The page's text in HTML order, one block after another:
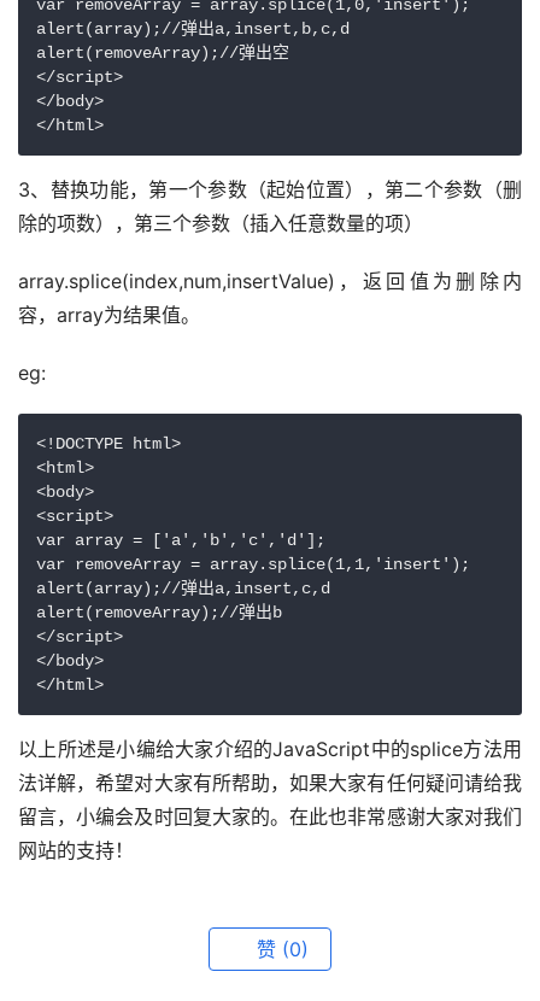
var removeArray = array.splice(1,0,'insert');
alert(array);//弹出a,insert,b,c,d
alert(removeArray);//弹出空
</script>
</body>
</html>
3、替换功能，第一个参数（起始位置），第二个参数（删
除的项数），第三个参数（插入任意数量的项）
array.splice(index,num,insertValue)，返回值为删除内
容，array为结果值。
eg:
<!DOCTYPE html>
<html>
<body>
<script>
var array = ['a','b','c','d'];
var removeArray = array.splice(1,1,'insert');
alert(array);//弹出a,insert,c,d
alert(removeArray);//弹出b
</script>
</body>
</html>
以上所述是小编给大家介绍的JavaScript中的splice方法用
法详解，希望对大家有所帮助，如果大家有任何疑问请给我
留言，小编会及时回复大家的。在此也非常感谢大家对我们
网站的支持！
赞 (0)